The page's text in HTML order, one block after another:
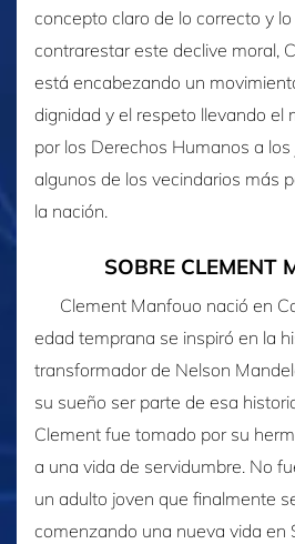
concepto claro de lo correcto y
contrarestar este declive moral,
está encabezando un
dignidad y el respeto llevando el
por los Derechos Humanos a
algunos de los vecindarios más
la nación.
SOBRE CLEMENT
Clement Manfouo nació en
edad temprana se inspiró en la
transformador de Nelson
su sueño ser parte de esa
Clement fue tomado por su
a una vida de servidumbre. No
un adulto joven que finalmente
comenzando una nueva vida en